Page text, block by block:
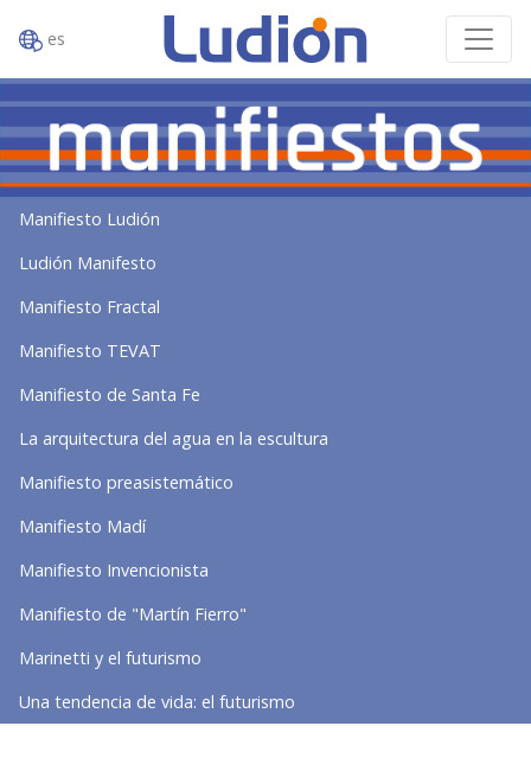
es
Manifiesto Ludión
Ludión Manifesto
Manifiesto Fractal
Manifiesto TEVAT
Manifiesto de Santa Fe
La arquitectura del agua en la escultura
Manifiesto preasistemático
Manifiesto Madí
Manifiesto Invencionista
Manifiesto de "Martín Fierro"
Marinetti y el futurismo
Una tendencia de vida: el futurismo